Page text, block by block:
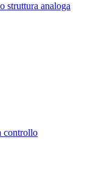
struttura analoga
controllo